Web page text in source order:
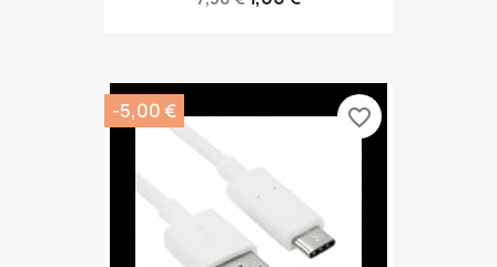
-5,00 € favorite_border